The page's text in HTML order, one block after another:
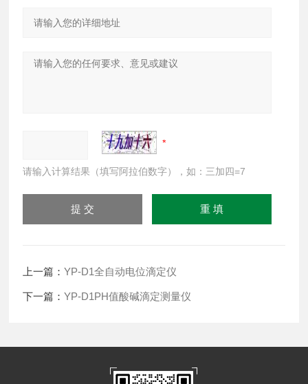
请输入计算结果（填写阿拉伯数字），如：三加四=7
上一篇：YP-D1全自动电位滴定仪
下一篇：YP-D1PH值酸碱滴定测量仪